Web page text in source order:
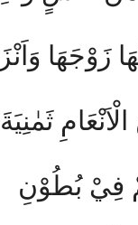
زَوْجَهَا
فِيْ بُطُوْنِ